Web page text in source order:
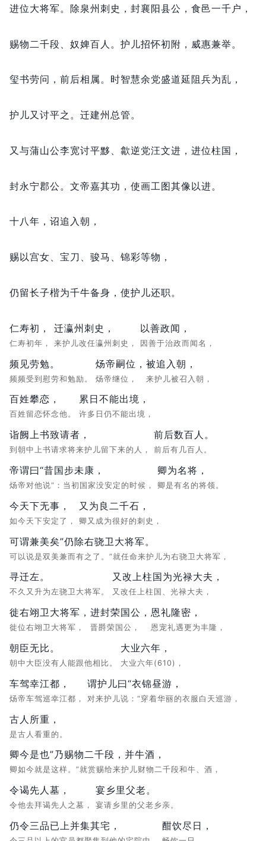
进位大将军。 除泉州刺史， 封襄阳县公， 食邑一千户，
赐物二千段、奴婢百人。 护儿招怀初附， 威惠兼举。
玺书劳问， 前后相属。 时智慧余党盛道延阻兵为乱，
护儿又讨平之。 迁建州总管。
又与蒲山公李宽讨平黟、歙逆党汪文进， 进位柱国，
封永宁郡公。 文帝嘉其功， 使画工图其像以进。
十八年， 诏追入朝，
赐以宫女、宝刀、骏马、锦彩等物，
仍留长子楷为千牛备身， 使护儿还职。
仁寿初，
仁寿初年，
迁瀛州刺史，
来护儿改任瀛州刺史，
以善政闻，
因善于治政而闻名，
频见劳勉。
频频受到慰劳和勉励。
炀帝嗣位，
炀帝继位，
被追入朝，
来护儿被召入朝，
百姓攀恋，
百姓留恋怀念他。
累日不能出境，
许多日仍不能出境，
诣阙上书致请者，
到朝中上书请求将来护儿留下来的人，
前后数百人。
前后有几百人。
帝谓曰“昔国步未康，
炀帝对他说“：当初国家没安定的时候，
卿为名将，
卿是有名的将领。
今天下无事，
如今天下安定了，
又为良二千石，
卿又成为很好的刺史，
可谓兼美矣”仍除右骁卫大将军。
可以说是双美兼而有之了。”就任命来护儿为右骁卫大将军，
寻迁左。
不久又升为左骁卫大将军。
又改上柱国为光禄大夫，
又改任上柱国、光禄大夫，
徙右翊卫大将军，
徙位右翊卫大将军，
进封荣国公，
晋爵荣国公，
恩礼隆密，
恩宠礼遇更为丰隆，
朝臣无比。
朝中大臣没有人能跟他相比。
大业六年，
大业六年(610)，
车驾幸江都，
炀帝车驾巡幸江都，
谓护儿曰“衣锦昼游，
对来护儿说：“穿着华丽的衣服白天巡游，
古人所重，
是古人看重的。
卿今是也”乃赐物二千段，并牛酒，
卿如今就是这样。”就赏赐给来护儿财物二千段和牛、酒，
令谒先人墓，
令他去拜谒先人之墓，
宴乡里父老。
宴请乡里的父老乡亲。
仍令三品已上并集其宅， 酣饮尽日，